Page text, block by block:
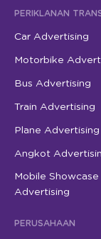
PERIKLANAN
Car Advertising
Motorbike
Bus Advertising
Train Advertising
Plane Advertising
Angkot
Mobile Showcase
Advertising
PERUSAHAAN